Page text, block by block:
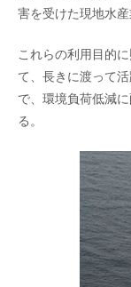
害を受けた現地水
これらの利用目的
て、長きに渡って
で、環境負荷低減
る。